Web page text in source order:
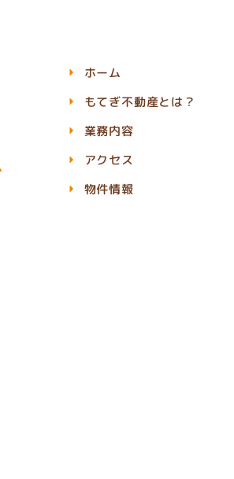
ホーム
もてぎ不動産とは？
業務内容
アクセス
物件情報